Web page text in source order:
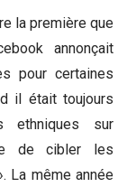
la première que
annonçait
pour certaines
il était toujours
ethniques sur
de cibler les
La même année